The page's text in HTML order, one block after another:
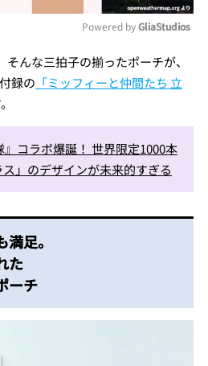
Mute
Powered by GliaStudios
んな三拍子の揃ったポーチが、
付録の 「ミッフィーと仲間たち 立
コラボ爆誕！ 世界限定1000本
ス」のデザインが未来的すぎる
足。
た
ーチ